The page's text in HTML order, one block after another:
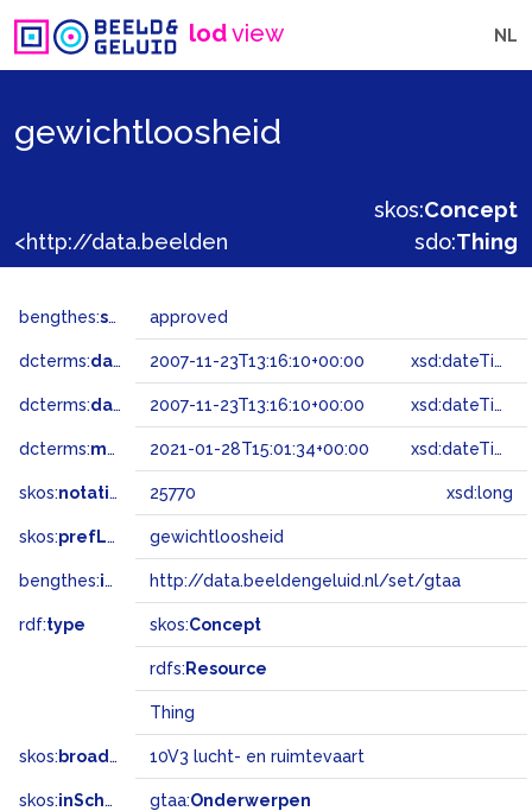
lodview NL
gewichtloosheid
skos:Concept
sdo:Thing
bengthes:status approved
dcterms:dateAccepted 2007-11-23T13:16:10+00:00 xsd:dateTime
dcterms:dateSubmitted 2007-11-23T13:16:10+00:00 xsd:dateTime
dcterms:modified 2021-01-28T15:01:34+00:00 xsd:dateTime
skos:notation 25770 xsd:long
skos:prefLabel gewichtloosheid
bengthes:inSet http://data.beeldengeluid.nl/set/gtaa
rdf:type skos:Concept
rdfs: Resource
Thing
skos: broadMatch 10V3 lucht- en ruimtevaart
skos:inScheme gtaa:Onderwerpen